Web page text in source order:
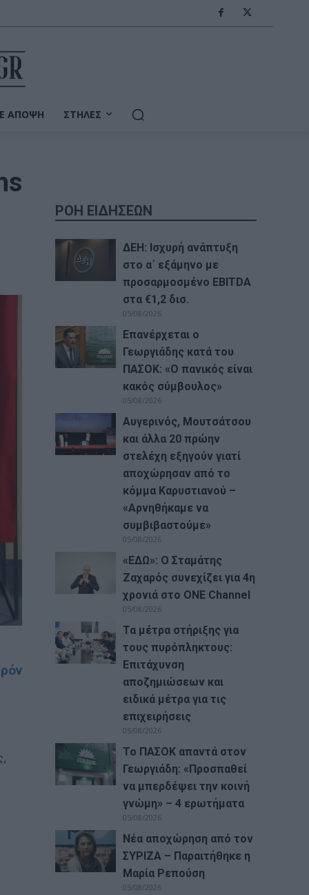
ΆΠΟΨΗ ΣΤΉΛΕΣ
ΡΟΗ ΕΙΔΗΣΕΩΝ
ΔΕΗ: Ισχυρή ανάπτυξη
στο α΄ εξάμηνο με
προσαρμοσμένο EBITDA
στα €1,2 δισ.
05/08/2026
Επανέρχεται ο
Γεωργιάδης κατά του
ΠΑΣΟΚ: «Ο πανικός είναι
κακός σύμβουλος»
05/08/2026
Αυγερινός, Μουτσάτσου
και άλλα 20 πρώην
στελέχη εξηγούν γιατί
αποχώρησαν από το
κόμμα Καρυστιανού –
«Αρνηθήκαμε να
συμβιβαστούμε»
05/08/2026
«ΕΔΩ»: Ο Σταμάτης
Ζαχαρός συνεχίζει για 4η
χρονιά στο ONE Channel
05/08/2026
Τα μέτρα στήριξης για
τους πυρόπληκτους:
Επιτάχυνση
αποζημιώσεων και
ειδικά μέτρα για τις
επιχειρήσεις
05/08/2026
Το ΠΑΣΟΚ απαντά στον
Γεωργιάδη: «Προσπαθεί
να μπερδέψει την κοινή
γνώμη» – 4 ερωτήματα
05/08/2026
Νέα αποχώρηση από τον
ΣΥΡΙΖΑ – Παραιτήθηκε η
Μαρία Ρεπούση
05/08/2026